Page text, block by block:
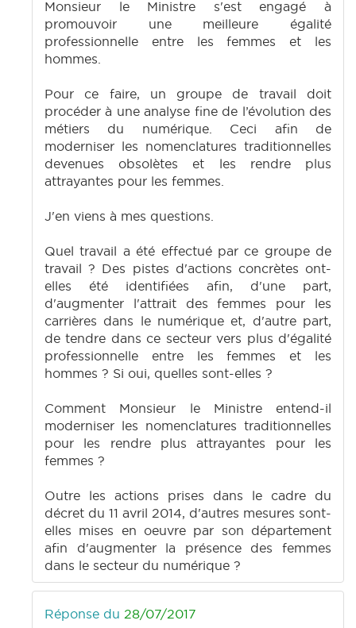
Monsieur le Ministre s'est engagé à
promouvoir une meilleure égalité
professionnelle entre les femmes et les
hommes.
Pour ce faire, un groupe de travail doit
procéder à une analyse fine de l’évolution des
métiers du numérique. Ceci afin de
moderniser les nomenclatures traditionnelles
devenues obsolètes et les rendre plus
attrayantes pour les femmes.
J'en viens à mes questions.
Quel travail a été effectué par ce groupe de
travail ? Des pistes d'actions concrètes ont-
elles été identifiées afin, d'une part,
d'augmenter l'attrait des femmes pour les
carrières dans le numérique et, d'autre part,
de tendre dans ce secteur vers plus d'égalité
professionnelle entre les femmes et les
hommes ? Si oui, quelles sont-elles ?
Comment Monsieur le Ministre entend-il
moderniser les nomenclatures traditionnelles
pour les rendre plus attrayantes pour les
femmes ?
Outre les actions prises dans le cadre du
décret du 11 avril 2014, d'autres mesures sont-
elles mises en oeuvre par son département
afin d'augmenter la présence des femmes
dans le secteur du numérique ?
Réponse du 28/07/2017